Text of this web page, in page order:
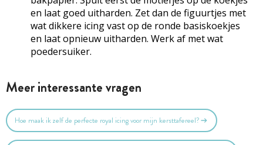
en laat goed uitharden. Zet dan de figuurtjes met
wat dikkere icing vast op de ronde basiskoekjes
en laat opnieuw uitharden. Werk af met wat
poedersuiker.
Meer interessante vragen
Hoe maak ik zelf de perfecte royal icing voor mijn kersttafereel?